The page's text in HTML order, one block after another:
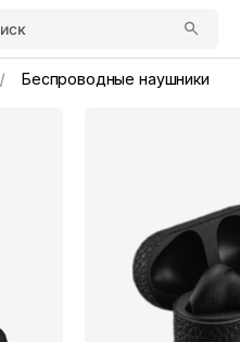
Беспроводные наушники